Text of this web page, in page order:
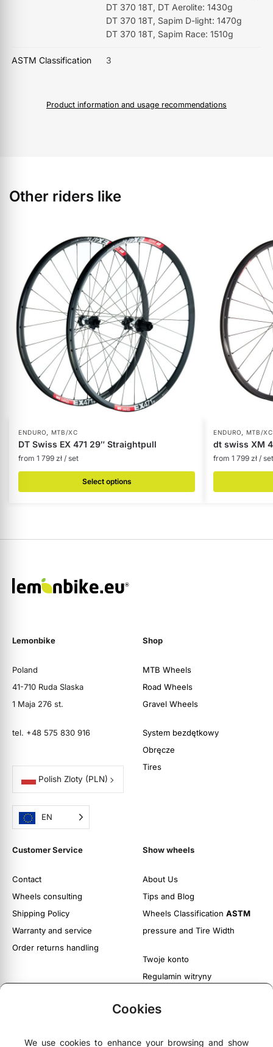
Cookies
We use cookies to enhance your browsing and show
DT 370 18T, DT Aerolite: 1430g
DT 370 18T, Sapim D-light: 1470g
DT 370 18T, Sapim Race: 1510g
ASTM Classification 3
Product information and usage recommendations
Other riders like
ENDURO, MTB/XC
DT Swiss EX 471 29″ Straightpull
from 1 799 zł / set
Select options
ENDURO, MTB/XC
dt swiss XM
from 1 799 zł / set
Lemonbike
Poland
41-710 Ruda Slaska
1 Maja 276 st.
tel. +48 575 830 916
Polish Zloty (PLN)
EN
Shop
MTB Wheels
Road Wheels
Gravel Wheels
System bezdętkowy
Obręcze
Tires
Customer Service
Contact
Wheels consulting
Shipping Policy
Warranty and service
Order returns handling
Show wheels
About Us
Tips and Blog
Wheels Classification ASTM
pressure and Tire Width
Twoje konto
Regulamin witryny